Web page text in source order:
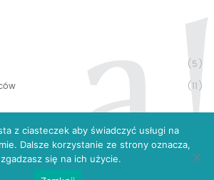
(5)
(11)
z ciasteczek aby świadczyć usługi na
Dalsze korzystanie ze strony oznacza,
się na ich użycie.